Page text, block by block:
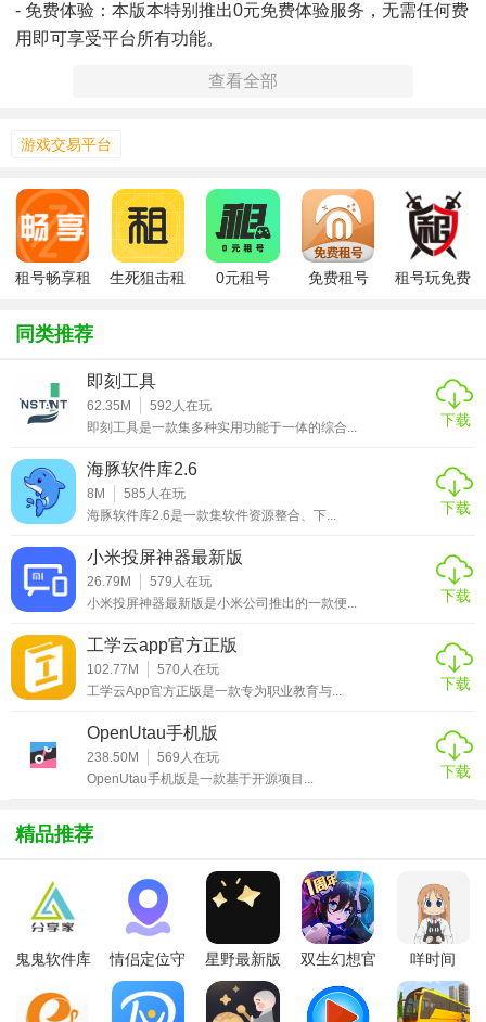
- 免费体验：本版本特别推出0元免费体验服务，无需任何费
用即可享受平台所有功能。
【租号畅享租号0元免费版特色】
1. 海量账号库：拥有庞大的账号资源库，涵盖各类热门游戏
的高等级、皮肤账号，满足用户多样化需求。
2. 低价高效：相比传统购买或自建账号，租赁服务更加经济
实惠，同时减少账号管理的繁琐。
3. 便捷操作：简洁明了的用户界面，支持快速搜索、筛选功
能，让找号过程更加轻松高效。
4. 客服支持：提供全天候在线客服，解答用户疑问，解决使
用过程中遇到的任何问题。
【租号畅享租号0元免费版内容】
1. 账号分类：按游戏类型、等级、皮肤数量等维度对账号进
2. 租号流程：包括浏览账号、选择租赁时长、支付（对于非
免费版）/确认订单、登录游戏等步骤。
3. 个人中心：管理个人租赁记录，查看订单详情，以及进行
账号评价等。
查看全部
游戏交易平台
租号畅享租
生死狙击租
0元租号 免费租号
租号玩免费
同类推荐
即刻工具
62.35M 592 人在玩
即刻工具是一款集多种实用功能于一体的综合...
下载
海豚软件库2.6
8M 585 人在玩
海豚软件库2.6是一款集软件资源整合、下...
下载
小米投屏神器最新版
26.79M 579 人在玩
小米投屏神器最新版是小米公司推出的一款便...
下载
工学云app官方正版
102.77M 570 人在玩
工学云App官方正版是一款专为职业教育与...
下载
OpenUtau手机版
238.50M 569 人在玩
OpenUtau手机版是一款基于开源项目...
下载
精品推荐
鬼鬼软件库
情侣定位守
护软件
星野最新版
双生幻想官
咩时间